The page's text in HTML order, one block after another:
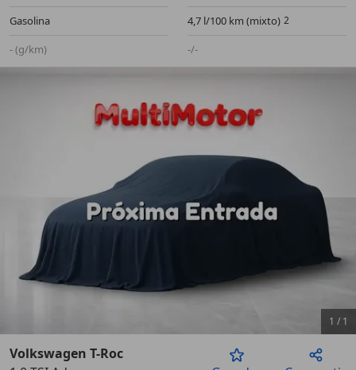
Gasolina
4,7 l/100 km (mixto)
- (g/km)
-/-
1 / 1
Volkswagen T-Roc